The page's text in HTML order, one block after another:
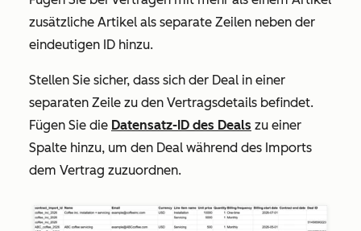
zusätzliche Artikel als separate Zeilen neben der
eindeutigen ID hinzu.
Stellen Sie sicher, dass sich der Deal in einer
separaten Zeile zu den Vertragsdetails befindet.
Fügen Sie die Datensatz-ID des Deals zu einer
Spalte hinzu, um den Deal während des Imports
dem Vertrag zuzuordnen.